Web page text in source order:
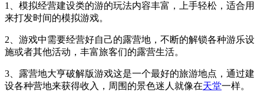
1、模拟经营建设类的游的玩法内容丰富，上手轻松，适合用
来打发时间的模拟游戏。
2、游戏中需要经营好自己的露营地，不断的解锁各种游乐设
施或者其他活动，丰富旅客们的露营生活。
3、露营地大亨破解版游戏这是一个最好的旅游地点，通过建
设各种营地来获得收入，周围的景色迷人就像在天堂一样。